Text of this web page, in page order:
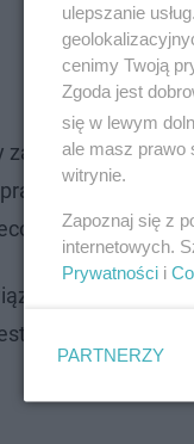
lojalnego
(partia
jako
od
zwołane przez
ulepszanie
cenimy Twoją
Zgoda jest
się w lewym
ale masz prawo
witrynie.
Zapoznaj się z
internetowych.
Prywatności i
PARTNERZY